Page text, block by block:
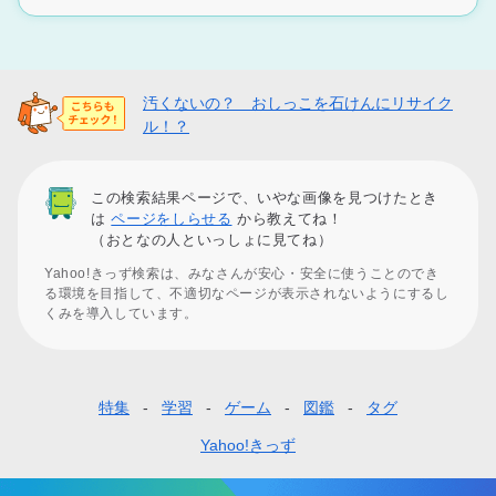
汚くないの？ おしっこを石けんにリサイク
ル！？
この検索結果ページで、いやな画像を見つけたとき
はページをしらせる から教えてね！
（おとなの人といっしょに見てね）
Yahoo!きっず検索は、みなさんが安心・安全に使うことのでき
る環境を目指して、不適切なページが表示されないようにするし
くみを導入しています。
タ
特集 学習 ゲーム 図鑑 タグ
Yahoo!きっず